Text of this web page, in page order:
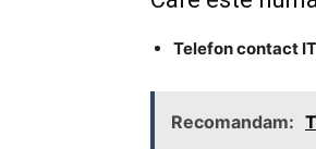
Telefon contact
Recomandam: